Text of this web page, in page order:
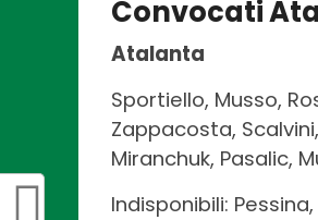
Convocati
Atalanta
Sportiello, Musso,
Zappacosta,
Miranchuk, Pasalic,
Indisponibili: